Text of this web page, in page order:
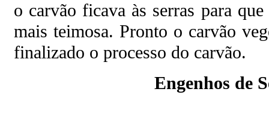
o carvão ficava às serras para que
mais teimosa. Pronto o carvão
finalizado o processo do carvão.
Engenhos de